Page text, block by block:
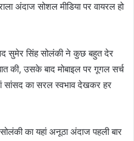
अंदाज सोशल मीडिया पर वायरल हो
सुमेर सिंह सोलंकी ने कुछ बहुत देर
की, उसके बाद मोबाइल पर गूगल सर्च
सांसद का सरल स्वभाव देखकर हर
का यहां अनूठा अंदाज पहली बार